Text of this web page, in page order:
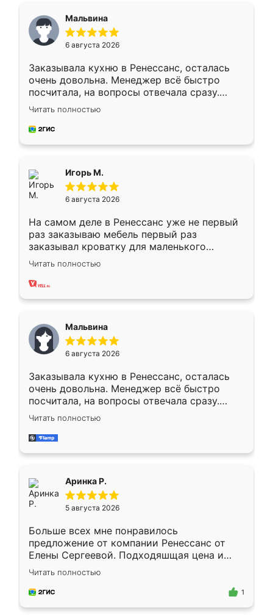
Мальвина
6 августа 2026
Заказывала кухню в Ренессанс, осталась
очень довольна. Менеджер всё быстро
посчитала, на вопросы отвечала сразу.
Замерщик приехал в субботу, подошёл к
делу со всей ответственностью. Собрали
за день, ребята работали аккуратно, даже
Читать полностью
Игорь М.
6 августа 2026
На самом деле в Ренессанс уже не первый
раз заказываю мебель первый раз
заказывал кроватку для маленького
ребёнка при его рождении ,во второй раз
заказал шкаф-купе. По качеству очень
хорошее сборка достаточно быстрая,
меньше, здесь же он более разнообразный.
Мне нравится ,если что-то потребуется из
мебели буду заказывать только здесь.
Читать полностью
Мальвина
6 августа 2026
Заказывала кухню в Ренессанс, осталась
очень довольна. Менеджер всё быстро
посчитала, на вопросы отвечала сразу.
Замерщик приехал в субботу, подошёл к
делу со всей ответственностью. Собрали
за день, ребята работали аккуратно, даже
Читать полностью
Аринка Р.
5 августа 2026
Больше всех мне понравилось
предложение от компании Ренессанс от
Елены Сергеевой. Подходяшщая цена и
короткие сроки изготовления. Приехавший
для замера сотрудник Владислав
предложил по моему эскизу самый
Читать полностью
1